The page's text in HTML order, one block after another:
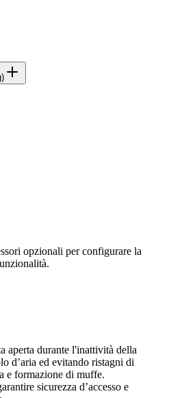
opzionali per configurare la
aperta durante l'inattività della
d’aria ed evitando ristagni di
e formazione di muffe.
sicurezza d’accesso e